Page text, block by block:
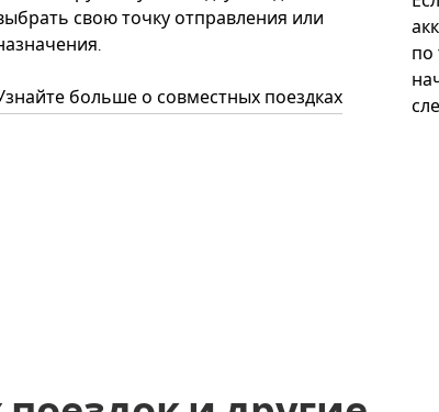
свою точку отправления или
больше о совместных поездках
по